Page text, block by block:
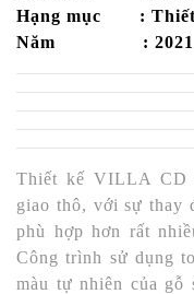
Hạng mục :
Năm : 2021
Thiết kế VILLA CD
giao thô, với sự thay
phù hợp hơn rất
Công trình sử dụng
màu tự nhiên của gỗ